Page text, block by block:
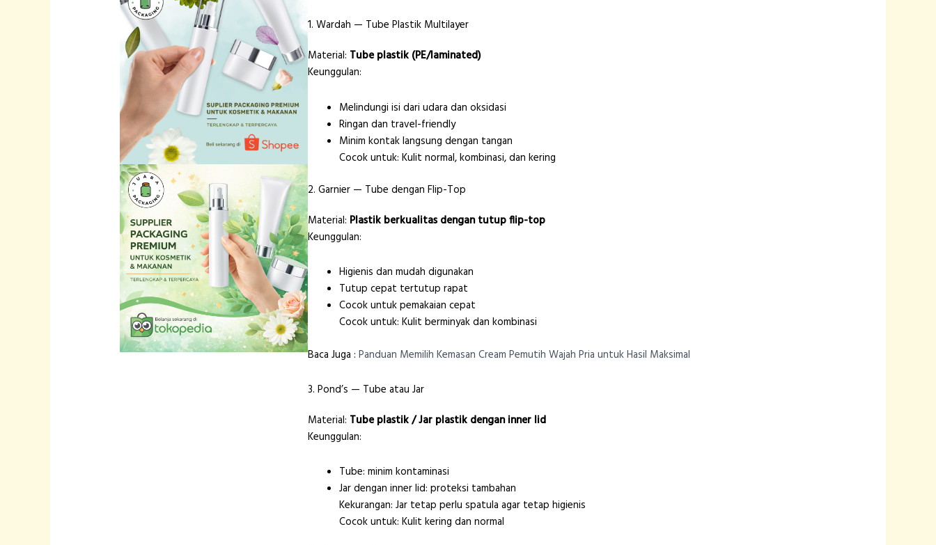
1. Wardah — Tube Plastik Multilayer
Material: Tube plastik (PE/laminated)
Keunggulan:
Melindungi isi dari udara dan oksidasi
Ringan dan travel-friendly
Minim kontak langsung dengan tangan
Cocok untuk: Kulit normal, kombinasi, dan kering
2. Garnier — Tube dengan Flip-Top
Material: Plastik berkualitas dengan tutup flip-top
Keunggulan:
Higienis dan mudah digunakan
Tutup cepat tertutup rapat
Cocok untuk pemakaian cepat
Cocok untuk: Kulit berminyak dan kombinasi
Baca Juga :Panduan Memilih Kemasan Cream Pemutih Wajah Pria untuk Hasil Maksimal
3. Pond’s — Tube atau Jar
Material: Tube plastik / Jar plastik dengan inner lid
Keunggulan:
Tube: minim kontaminasi
Jar dengan inner lid: proteksi tambahan
Kekurangan: Jar tetap perlu spatula agar tetap higienis
Cocok untuk: Kulit kering dan normal